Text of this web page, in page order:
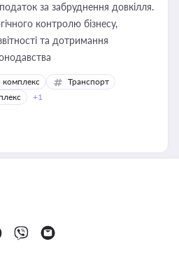
за забруднення довкілля.
контролю бізнесу,
та дотримання
комплекс
Транспорт
+1